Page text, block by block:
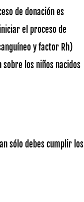
de donación es
el proceso de
y factor Rh)
los niños nacidos
sólo debes cumplir los